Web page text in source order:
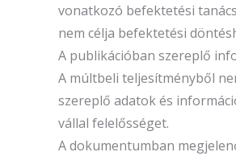
vonatkozó befektetési
nem célja befektetési
A publikációban szereplő
A múltbeli teljesítményből
szereplő adatok és
vállal felelősséget.
A dokumentumban